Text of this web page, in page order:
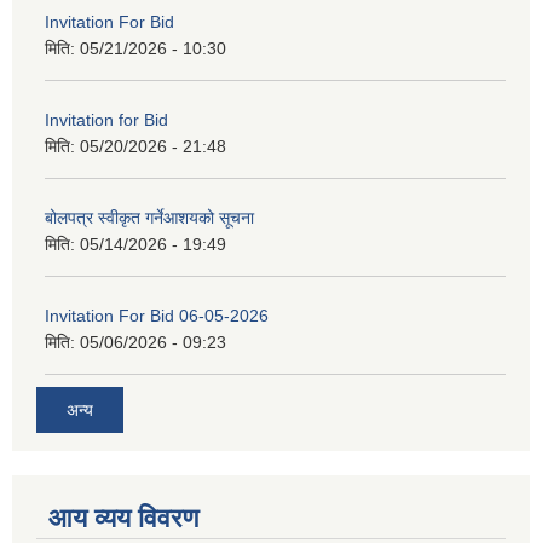
Invitation For Bid
मिति: 05/21/2026 - 10:30
Invitation for Bid
मिति: 05/20/2026 - 21:48
बोलपत्र स्वीकृत गर्नेआशयको सूचना
मिति: 05/14/2026 - 19:49
Invitation For Bid 06-05-2026
मिति: 05/06/2026 - 09:23
अन्य
आय व्यय विवरण